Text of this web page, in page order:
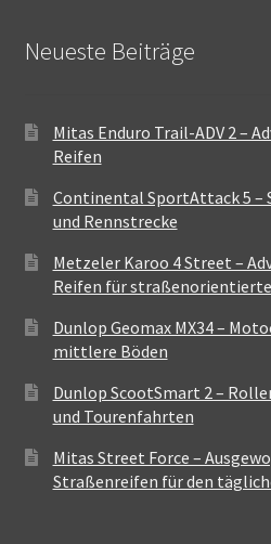
Neueste Beiträge
Mitas Enduro Trail-ADV 2 –
Reifen
Continental SportAttack 5 –
und Rennstrecke
Metzeler Karoo 4 Street –
Reifen für
Dunlop Geomax MX34 –
mittlere Böden
Dunlop ScootSmart 2 –
und Tourenfahrten
Mitas Street Force –
Straßenreifen für den